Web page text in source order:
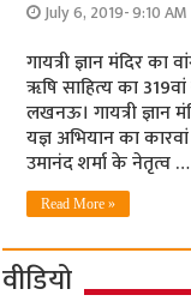
July 6, 2019- 9:10 AM
गायत्री ज्ञान मंदिर का
ॠषि साहित्‍य का
लखनऊ। गायत्री ज्ञान
यज्ञ अभियान का
उमानंद शर्मा के नेतृत्‍व …
Read More »
वीडियो